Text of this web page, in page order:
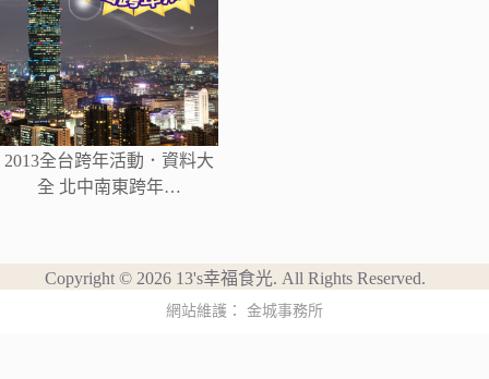
2013全台跨年活動．資料大
全 北中南東跨年…
Copyright © 2026 13's幸福食光. All Rights Reserved.
網站維護： 金城事務所